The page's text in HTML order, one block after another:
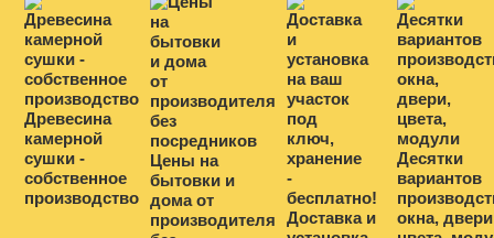
Древесина
камерной
сушки -
собственное
производство
Цены на
бытовки и
дома от
производителя
Доставка и
Десятки
вариантов
окна,